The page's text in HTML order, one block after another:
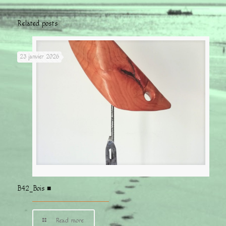
Related posts
23 janvier 2026
B42_Bois ■
Read more